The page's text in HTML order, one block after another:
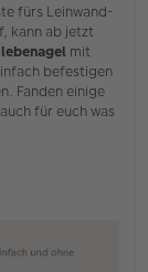
fürs Leinwand-
kann ab jetzt
mit
befestigen
Fanden einige
für euch was